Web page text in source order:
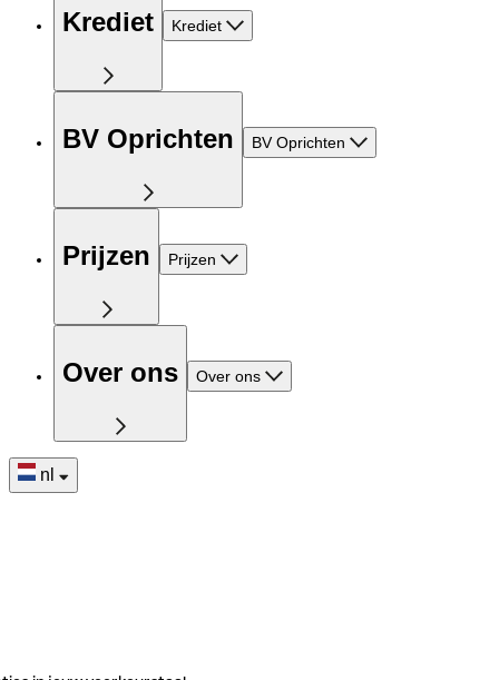
Krediet Krediet
BV Oprichten BV Oprichten
Prijzen Prijzen
Over ons Over ons
nl